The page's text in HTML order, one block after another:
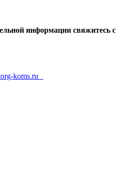
информации свяжитесь с
koms.ru